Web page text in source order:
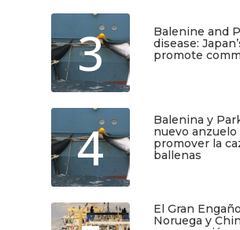
3
Balenine and
disease:
promote
4
Balenina y
nuevo anzuelo
promover la
ballenas
El Gran
Noruega y
Regístrate y recibirás gratis
correo nuestra Guía de
de Pequeños Cetáceos de
como nuestro boletín de
noticias cada mes.
Quiero